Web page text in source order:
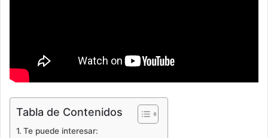
Tabla de Contenidos
Te puede interesar: